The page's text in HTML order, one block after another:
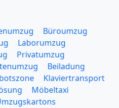
Büroumzug
Laborumzug
Privatumzug
Beiladung
Klaviertransport
Möbeltaxi